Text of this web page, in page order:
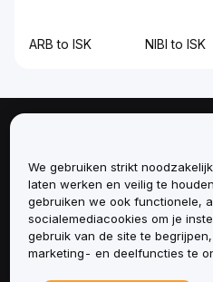
ARB to ISK NIBI to ISK
Diensten
Ondersteuning
We gebruiken strikt
laten werken en veilig te
gebruiken we ook functionele,
socialemediacookies om je
gebruik van de site te
marketing- en deelfuncties te